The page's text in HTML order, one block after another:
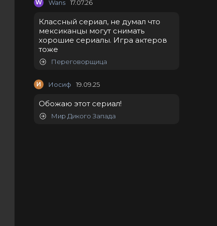
W Wans 17.07.26
Классный сериал, не думал что
мексиканцы могут снимать
хорошие сериалы. Игра актеров
тоже
Переговорщица
И Иосиф 19.09.25
Обожаю этот сериал!
Мир Дикого Запада